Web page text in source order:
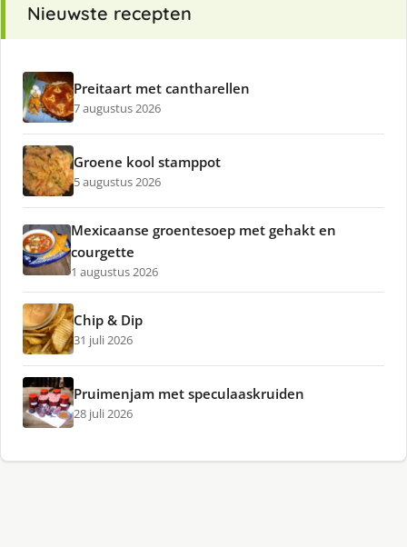
Nieuwste recepten
Preitaart met cantharellen
7 augustus 2026
Groene kool stamppot
5 augustus 2026
Mexicaanse groentesoep met gehakt en
courgette
1 augustus 2026
Chip & Dip
31 juli 2026
Pruimenjam met speculaaskruiden
28 juli 2026